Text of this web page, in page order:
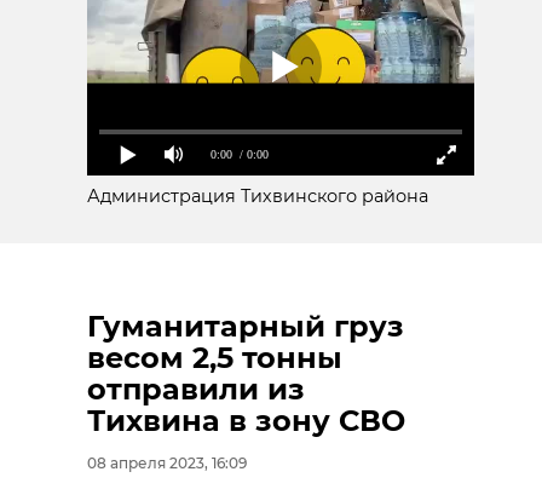
0:00 / 0:00
Администрация Тихвинского района
Гуманитарный груз
весом 2,5 тонны
отправили из
Тихвина в зону СВО
08 апреля 2023, 16:09